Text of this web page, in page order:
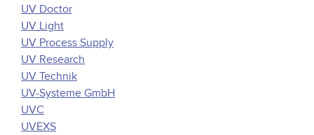
UV Doctor
UV Light
UV Process Supply
UV Research
UV Technik
UV-Systeme GmbH
UVC
UVEXS